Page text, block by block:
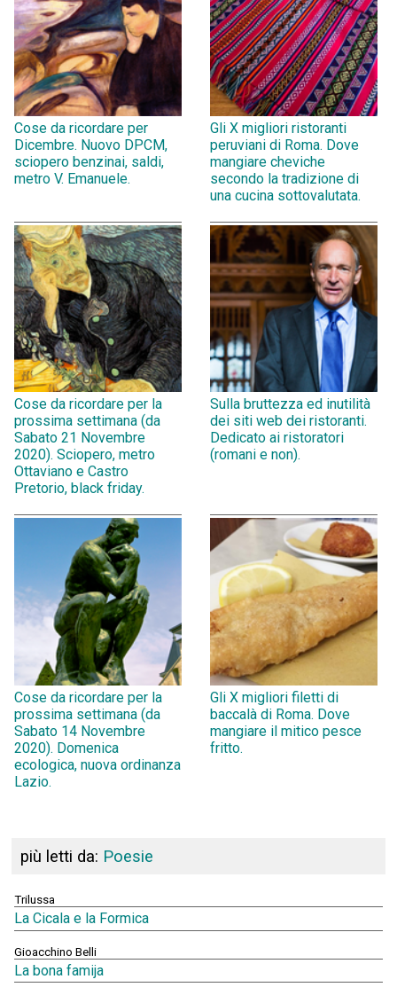
Cose da ricordare per
Dicembre. Nuovo DPCM,
sciopero benzinai, saldi,
metro V. Emanuele.
Gli X migliori ristoranti
peruviani di Roma. Dove
mangiare cheviche
secondo la tradizione di
una cucina sottovalutata.
Cose da ricordare per la
prossima settimana (da
Sabato 21 Novembre
2020). Sciopero, metro
Ottaviano e Castro
Pretorio, black friday.
Sulla bruttezza ed inutilità
dei siti web dei ristoranti.
Dedicato ai ristoratori
(romani e non).
Cose da ricordare per la
prossima settimana (da
Sabato 14 Novembre
2020). Domenica
ecologica, nuova ordinanza
Lazio.
Gli X migliori filetti di
baccalà di Roma. Dove
mangiare il mitico pesce
fritto.
più letti da: Poesie
Trilussa
La Cicala e la Formica
Gioacchino Belli
La bona famija